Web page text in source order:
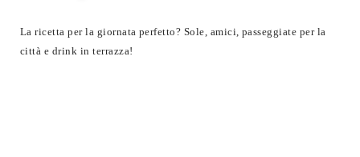
La ricetta per la giornata perfetto? Sole, amici, passeggiate per la
città e drink in terrazza!